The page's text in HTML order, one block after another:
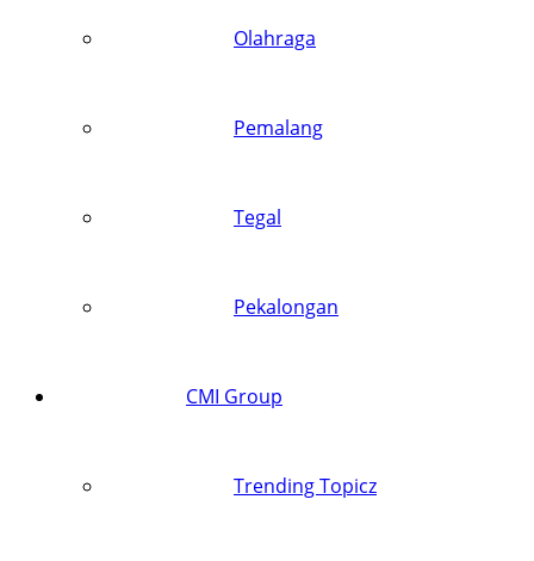
Olahraga
Pemalang
Tegal
Pekalongan
CMI Group
Trending Topicz